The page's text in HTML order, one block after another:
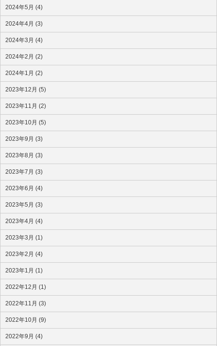
2024年5月 (4)
2024年4月 (3)
2024年3月 (4)
2024年2月 (2)
2024年1月 (2)
2023年12月 (5)
2023年11月 (2)
2023年10月 (5)
2023年9月 (3)
2023年8月 (3)
2023年7月 (3)
2023年6月 (4)
2023年5月 (3)
2023年4月 (4)
2023年3月 (1)
2023年2月 (4)
2023年1月 (1)
2022年12月 (1)
2022年11月 (3)
2022年10月 (9)
2022年9月 (4)